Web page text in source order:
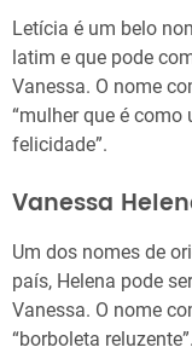
Letícia é um belo
latim e que pode
Vanessa. O nome
“mulher que é
felicidade”.
Vanessa
Um dos nomes de
país, Helena pode
Vanessa. O nome
“borboleta reluzente”.